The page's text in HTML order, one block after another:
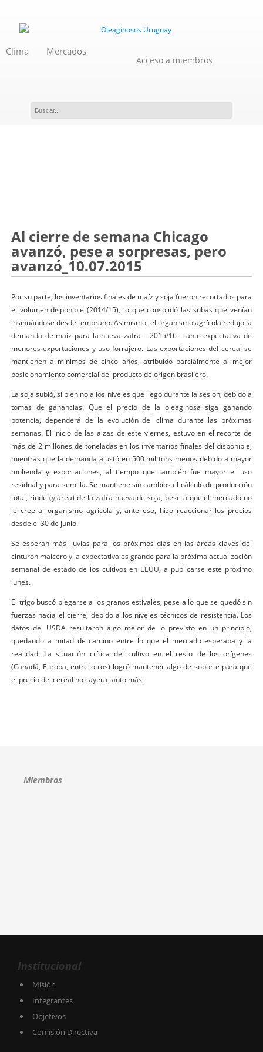
Clima Mercados
Acceso a miembros
Al cierre de semana Chicago
avanzó, pese a sorpresas, pero
avanzó_10.07.2015
Por su parte, los inventarios finales de maíz y soja fueron recortados para
el volumen disponible (2014/15), lo que consolidó las subas que venían
insinuándose desde temprano. Asimismo, el organismo agrícola redujo la
demanda de maíz para la nueva zafra – 2015/16 – ante expectativa de
menores exportaciones y uso forrajero. Las exportaciones del cereal se
mantienen a mínimos de cinco años, atribuido parcialmente al mejor
posicionamiento comercial del producto de origen brasilero.
La soja subió, si bien no a los niveles que llegó durante la sesión, debido a
tomas de ganancias. Que el precio de la oleaginosa siga ganando
potencia, dependerá de la evolución del clima durante las próximas
semanas. El inicio de las alzas de este viernes, estuvo en el recorte de
más de 2 millones de toneladas en los inventarios finales del disponible,
mientras que la demanda ajustó en 500 mil tons menos debido a mayor
molienda y exportaciones, al tiempo que también fue mayor el uso
residual y para semilla. Se mantiene sin cambios el cálculo de producción
total, rinde (y área) de la zafra nueva de soja, pese a que el mercado no
le cree al organismo agrícola y, ante eso, hizo reaccionar los precios
desde el 30 de junio.
Se esperan más lluvias para los próximos días en las áreas claves del
cinturón maicero y la expectativa es grande para la próxima actualización
semanal de estado de los cultivos en EEUU, a publicarse este próximo
lunes.
El trigo buscó plegarse a los granos estivales, pese a lo que se quedó sin
fuerzas hacia el cierre, debido a los niveles técnicos de resistencia. Los
datos del USDA resultaron algo mejor de lo previsto en un principio,
quedando a mitad de camino entre lo que el mercado esperaba y la
realidad. La situación crítica del cultivo en el resto de los orígenes
(Canadá, Europa, entre otros) logró mantener algo de soporte para que
el precio del cereal no cayera tanto más.
Miembros
Institucional
Misión
Integrantes
Objetivos
Comisión Directiva